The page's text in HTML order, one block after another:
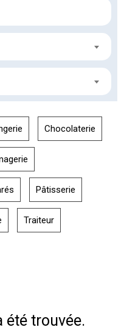
Chocolaterie
Pâtisserie
Traiteur
été trouvée.